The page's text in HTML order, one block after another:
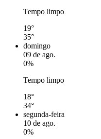
Tempo limpo
19°
35°
domingo
09 de ago.
0%
Tempo limpo
18°
34°
segunda-feira
10 de ago.
0%